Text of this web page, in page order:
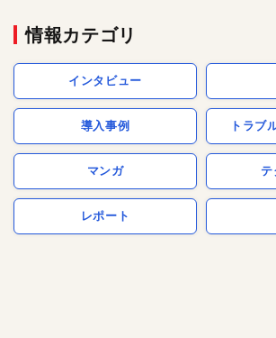
情報カテゴリ
インタビュー
導入事例 トラブ
マンガ テ
レポート